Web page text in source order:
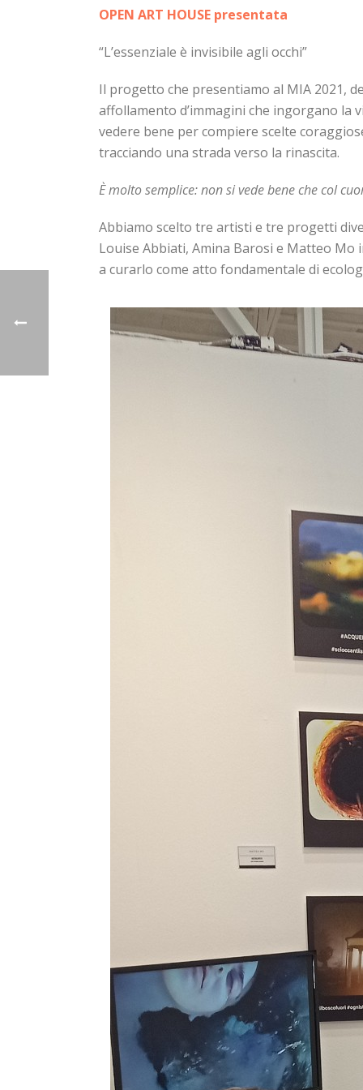
OPEN ART HOUSE presentata
“L’essenziale è invisibile agli occhi”
Il progetto che presentiamo al MIA 2021,
affollamento d’immagini che ingorgano la
vedere bene per compiere scelte
tracciando una strada verso la rinascita.
È molto semplice: non si vede bene che col
Abbiamo scelto tre artisti e tre progetti
Louise Abbiati, Amina Barosi e Matteo
a curarlo come atto fondamentale di